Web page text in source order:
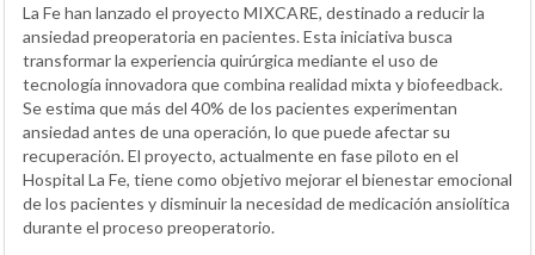
La Fe han lanzado el proyecto MIXCARE, destinado a reducir la
ansiedad preoperatoria en pacientes. Esta iniciativa busca
transformar la experiencia quirúrgica mediante el uso de
tecnología innovadora que combina realidad mixta y biofeedback.
Se estima que más del 40% de los pacientes experimentan
ansiedad antes de una operación, lo que puede afectar su
recuperación. El proyecto, actualmente en fase piloto en el
Hospital La Fe, tiene como objetivo mejorar el bienestar emocional
de los pacientes y disminuir la necesidad de medicación ansiolítica
durante el proceso preoperatorio.